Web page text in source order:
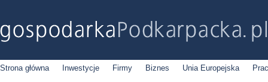
Strona główna Inwestycje Firmy Biznes Unia Europejska